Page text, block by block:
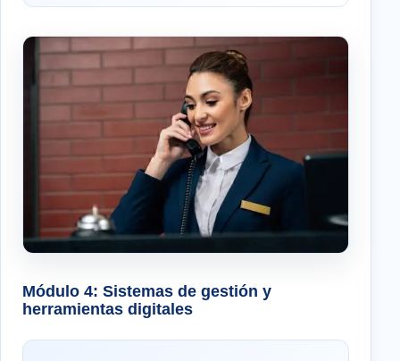
Módulo 4: Sistemas de gestión y
herramientas digitales